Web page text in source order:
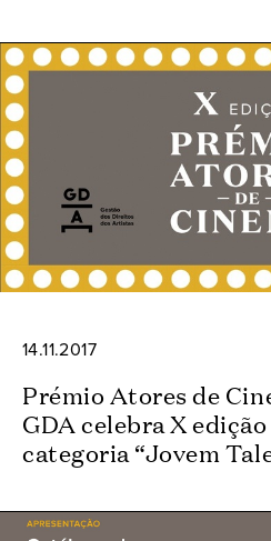
14.11.2017
Prémio Atores de
GDA celebra X
categoria “Jovem